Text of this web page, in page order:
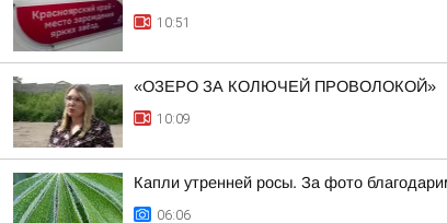
10:51
«ОЗЕРО ЗА КОЛЮЧЕЙ ПРОВОЛОКОЙ»
10:09
Капли утренней росы. За фото
06:06